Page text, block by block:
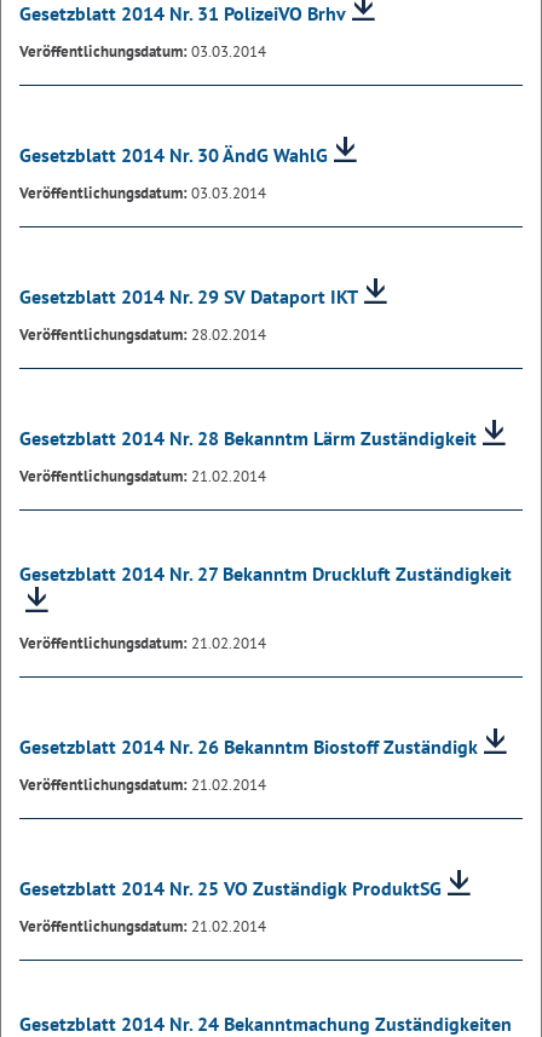
Gesetzblatt 2014 Nr. 31 PolizeiVO Brhv
Veröffentlichungsdatum:03.03.2014
Gesetzblatt 2014 Nr. 30 ÄndG WahlG
Veröffentlichungsdatum:03.03.2014
Gesetzblatt 2014 Nr. 29 SV Dataport IKT
Veröffentlichungsdatum: 28.02.2014
Gesetzblatt 2014 Nr. 28 Bekanntm Lärm Zuständigkeit
Veröffentlichungsdatum: 21.02.2014
Gesetzblatt 2014 Nr. 27 Bekanntm Druckluft Zuständigkeit
Veröffentlichungsdatum: 21.02.2014
Gesetzblatt 2014 Nr. 26 Bekanntm Biostoff Zuständigk
Veröffentlichungsdatum: 21.02.2014
Gesetzblatt 2014 Nr. 25 VO Zuständigk ProduktSG
Veröffentlichungsdatum: 21.02.2014
Gesetzblatt 2014 Nr. 24 Bekanntmachung Zuständigkeiten